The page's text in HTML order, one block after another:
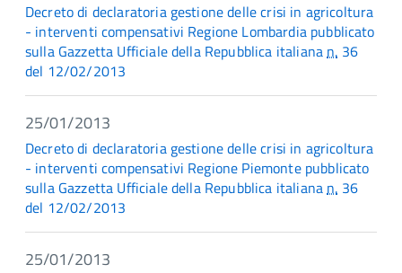
Decreto di declaratoria gestione delle crisi in agricoltura
- interventi compensativi Regione Lombardia pubblicato
sulla Gazzetta Ufficiale della Repubblica italianan. 36
del 12/02/2013
25/01/2013
Decreto di declaratoria gestione delle crisi in agricoltura
- interventi compensativi Regione Piemonte pubblicato
sulla Gazzetta Ufficiale della Repubblica italianan. 36
del 12/02/2013
25/01/2013